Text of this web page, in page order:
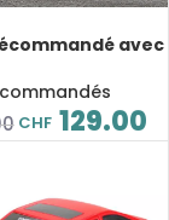
avec
CHF 129.00